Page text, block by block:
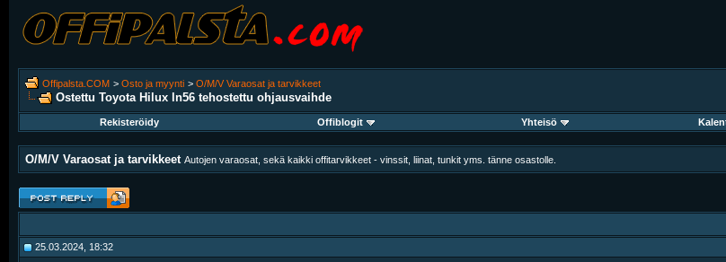
Offipalsta.COM > Osto ja myynti > O/M/V Varaosat ja tarvikkeet
Ostettu Toyota Hilux ln56 tehostettu ohjausvaihde
Rekisteröidy
Offiblogit Yhteisö
O/M/V Varaosat ja tarvikkeet Autojen varaosat, sekä kaikki offitarvikkeet - vinssit, liinat, tunkit yms. tänne osastolle.
25.03.2024, 18:32